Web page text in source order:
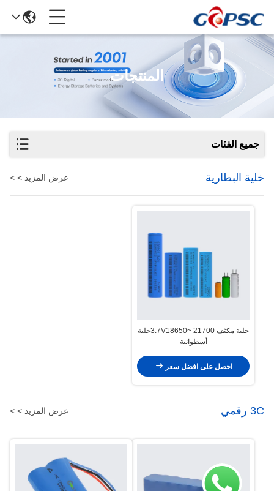
المنتجات
جميع الفئات
خلية البطارية عرض المزيد > >
خلية مكثف 3.7V18650~ 21700خلية
أسطوانية
احصل على افضل سعر
3C رقمي عرض المزيد > >